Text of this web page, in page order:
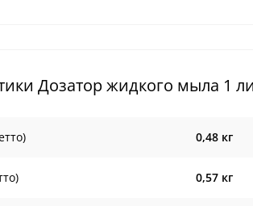
Дозатор жидкого мыла 1
0,48 кг
0,57 кг